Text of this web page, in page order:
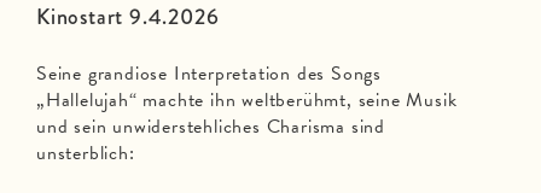
Kinostart 9.4.2026
Seine grandiose Interpretation des Songs
„Hallelujah“ machte ihn weltberühmt, seine Musik
und sein unwiderstehliches Charisma sind
unsterblich: